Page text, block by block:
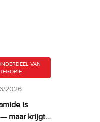
VAN
2026
is
maar krijgt